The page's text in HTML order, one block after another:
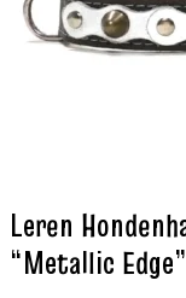
Leren
“Metallic Edge”